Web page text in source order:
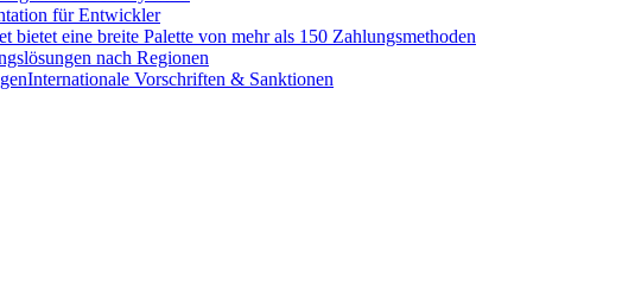
für Entwickler
bietet eine breite Palette von mehr als 150 Zahlungsmethoden
nach Regionen
Internationale Vorschriften & Sanktionen